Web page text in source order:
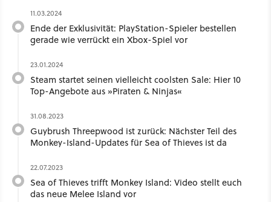
11.03.2024
Ende der Exklusivität: PlayStation-Spieler bestellen
gerade wie verrückt ein Xbox-Spiel vor
23.01.2024
Steam startet seinen vielleicht coolsten Sale: Hier 10
Top-Angebote aus »Piraten & Ninjas«
31.08.2023
Guybrush Threepwood ist zurück: Nächster Teil des
Monkey-Island-Updates für Sea of Thieves ist da
22.07.2023
Sea of Thieves trifft Monkey Island: Video stellt euch
das neue Melee Island vor